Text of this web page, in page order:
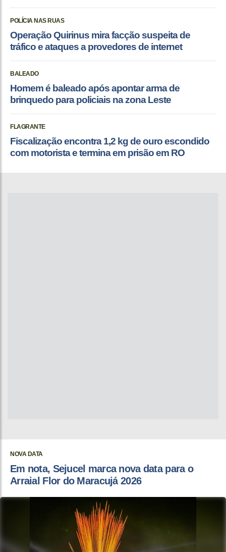
POLÍCIA NAS RUAS
Operação Quirinus mira facção suspeita de
tráfico e ataques a provedores de internet
BALEADO
Homem é baleado após apontar arma de
brinquedo para policiais na zona Leste
FLAGRANTE
Fiscalização encontra 1,2 kg de ouro escondido
com motorista e termina em prisão em RO
NOVA DATA
Em nota, Sejucel marca nova data para o
Arraial Flor do Maracujá 2026